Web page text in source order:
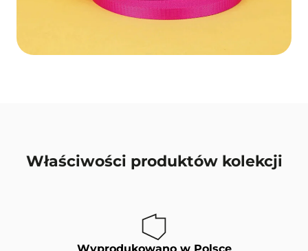
Właściwości produktów kolekcji